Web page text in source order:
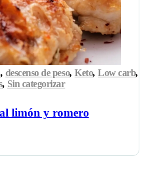
limón y romero
, descenso de peso,Keto,Low carb,
, Sin categorizar